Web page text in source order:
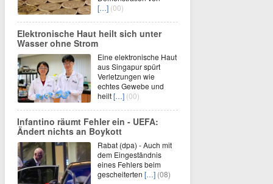
[…] (00)
Elektronische Haut heilt sich unter
Wasser ohne Strom
Eine elektronische Haut
aus Singapur spürt
Verletzungen wie
echtes Gewebe und
heilt[…] (00)
Infantino räumt Fehler ein - UEFA:
Ändert nichts an Boykott
Rabat (dpa) - Auch mit
dem Eingeständnis
eines Fehlers beim
gescheiterten […] (08)